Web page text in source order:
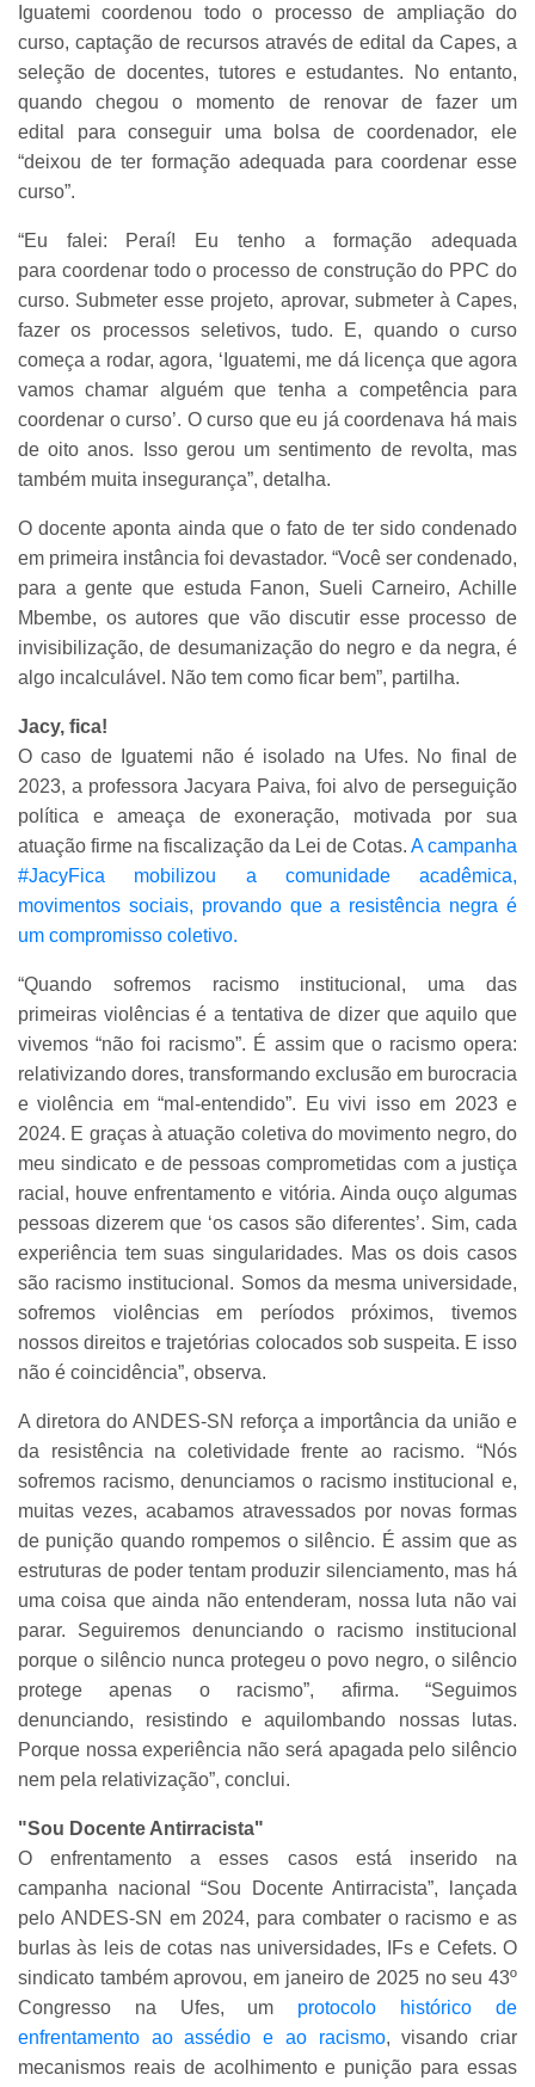
Iguatemi coordenou todo o processo de ampliação do
curso, captação de recursos através de edital da Capes, a
seleção de docentes, tutores e estudantes. No entanto,
quando chegou o momento de renovar de fazer um
edital para conseguir uma bolsa de coordenador, ele
“deixou de ter formação adequada para coordenar esse
curso”.
“Eu falei: Peraí! Eu tenho a formação adequada
para coordenar todo o processo de construção do PPC do
curso. Submeter esse projeto, aprovar, submeter à Capes,
fazer os processos seletivos, tudo. E, quando o curso
começa a rodar, agora, ‘Iguatemi, me dá licença que agora
vamos chamar alguém que tenha a competência para
coordenar o curso’. O curso que eu já coordenava há mais
de oito anos. Isso gerou um sentimento de revolta, mas
também muita insegurança”, detalha.
O docente aponta ainda que o fato de ter sido condenado
em primeira instância foi devastador. “Você ser condenado,
para a gente que estuda Fanon, Sueli Carneiro, Achille
Mbembe, os autores que vão discutir esse processo de
invisibilização, de desumanização do negro e da negra, é
algo incalculável. Não tem como ficar bem”, partilha.
Jacy, fica!
O caso de Iguatemi não é isolado na Ufes. No final de
2023, a professora Jacyara Paiva, foi alvo de perseguição
política e ameaça de exoneração, motivada por sua
atuação firme na fiscalização da Lei de Cotas. A campanha
#JacyFica mobilizou a comunidade acadêmica,
movimentos sociais, provando que a resistência negra é
um compromisso coletivo.
“Quando sofremos racismo institucional, uma das
primeiras violências é a tentativa de dizer que aquilo que
vivemos “não foi racismo”. É assim que o racismo opera:
relativizando dores, transformando exclusão em burocracia
e violência em “mal-entendido”. Eu vivi isso em 2023 e
2024. E graças à atuação coletiva do movimento negro, do
meu sindicato e de pessoas comprometidas com a justiça
racial, houve enfrentamento e vitória. Ainda ouço algumas
pessoas dizerem que ‘os casos são diferentes’. Sim, cada
experiência tem suas singularidades. Mas os dois casos
são racismo institucional. Somos da mesma universidade,
sofremos violências em períodos próximos, tivemos
nossos direitos e trajetórias colocados sob suspeita. E isso
não é coincidência”, observa.
A diretora do ANDES-SN reforça a importância da união e
da resistência na coletividade frente ao racismo. “Nós
sofremos racismo, denunciamos o racismo institucional e,
muitas vezes, acabamos atravessados por novas formas
de punição quando rompemos o silêncio. É assim que as
estruturas de poder tentam produzir silenciamento, mas há
uma coisa que ainda não entenderam, nossa luta não vai
parar. Seguiremos denunciando o racismo institucional
porque o silêncio nunca protegeu o povo negro, o silêncio
protege apenas o racismo”, afirma. “Seguimos
denunciando, resistindo e aquilombando nossas lutas.
Porque nossa experiência não será apagada pelo silêncio
nem pela relativização”, conclui.
"Sou Docente Antirracista"
O enfrentamento a esses casos está inserido na
campanha nacional “Sou Docente Antirracista”, lançada
pelo ANDES-SN em 2024, para combater o racismo e as
burlas às leis de cotas nas universidades, IFs e Cefets. O
sindicato também aprovou, em janeiro de 2025 no seu 43º
Congresso na Ufes, um protocolo histórico de
enfrentamento ao assédio e ao racismo, visando criar
mecanismos reais de acolhimento e punição para essas